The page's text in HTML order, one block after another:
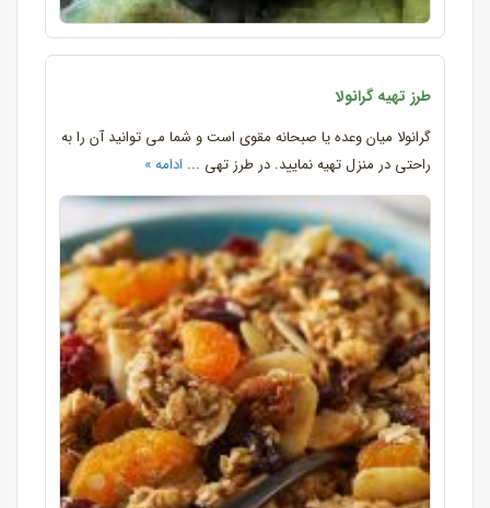
طرز تهیه گرانولا
گرانولا میان وعده یا صبحانه مقوی است و شما می توانید آن را به
راحتی در منزل تهیه نمایید. در طرز تهی ... ادامه »